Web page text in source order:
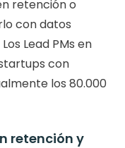
retención o
con datos
Lead PMs en
con
los 80.000
retención y